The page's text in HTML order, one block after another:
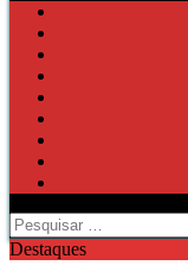
Pesquisar
por:
Destaques